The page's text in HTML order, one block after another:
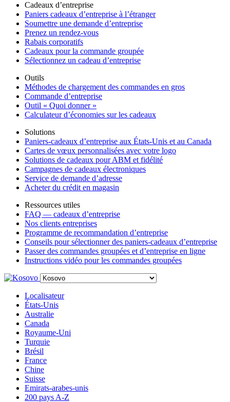
Cadeaux d’entreprise
Paniers cadeaux d’entreprise à l’étranger
Soumettre une demande d’entreprise
Prenez un rendez-vous
Rabais corporatifs
Cadeaux pour la commande groupée
Sélectionnez un cadeau d’entreprise
Outils
Méthodes de chargement des commandes en gros
Commande d’entreprise
Outil « Quoi donner »
Calculateur d’économies sur les cadeaux
Solutions
Paniers-cadeaux d’entreprise aux États-Unis et au Canada
Cartes de vœux personnalisées avec votre logo
Solutions de cadeaux pour ABM et fidélité
Campagnes de cadeaux électroniques
Service de demande d’adresse
Acheter du crédit en magasin
Ressources utiles
FAQ — cadeaux d’entreprise
Nos clients entreprises
Programme de recommandation d’entreprise
Conseils pour sélectionner des paniers-cadeaux d’entreprise
Passer des commandes groupées et d’entreprise en ligne
Instructions vidéo pour les commandes groupées
Localisateur
États-Unis
Australie
Canada
Royaume-Uni
Turquie
Brésil
France
Chine
Suisse
Emirats-arabes-unis
200 pays A-Z